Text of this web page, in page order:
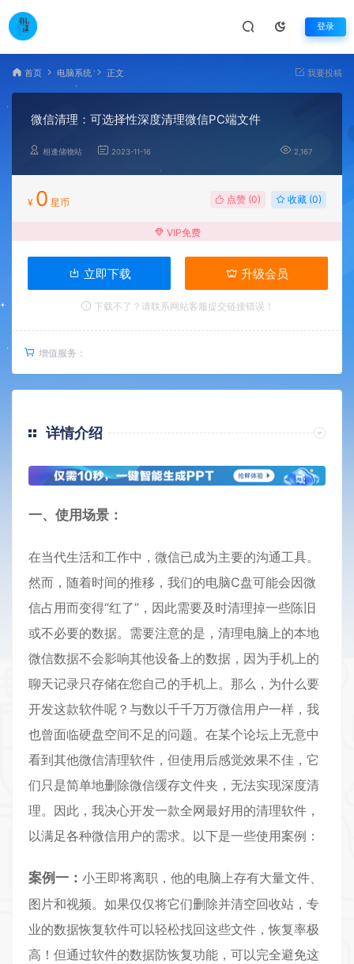
登录
首页 电脑系统 正文 我要投稿
微信清理：可选择性深度清理微信PC端文件
相逢储物站 2023-11-16 2,167
¥ 0 星币 点赞 (0) 收藏 (0)
VIP免费
立即下载 升级会员
下载不了？请联系网站客服提交链接错误！
增值服务：
详情介绍
一、使用场景：
在当代生活和工作中，微信已成为主要的沟通工具。
然而，随着时间的推移，我们的电脑C盘可能会因微
信占用而变得“红了”，因此需要及时清理掉一些陈旧
或不必要的数据。需要注意的是，清理电脑上的本地
微信数据不会影响其他设备上的数据，因为手机上的
聊天记录只存储在您自己的手机上。那么，为什么要
开发这款软件呢？与数以千千万万微信用户一样，我
也曾面临硬盘空间不足的问题。在某个论坛上无意中
看到其他微信清理软件，但使用后感觉效果不佳，它
们只是简单地删除微信缓存文件夹，无法实现深度清
理。因此，我决心开发一款全网最好用的清理软件，
以满足各种微信用户的需求。以下是一些使用案例：
案例一： 小王即将离职，他的电脑上存有大量文件、
图片和视频。如果仅仅将它们删除并清空回收站，专
业的数据恢复软件可以轻松找回这些文件，恢复率极
高！但通过软件的数据防恢复功能，可以完全避免这